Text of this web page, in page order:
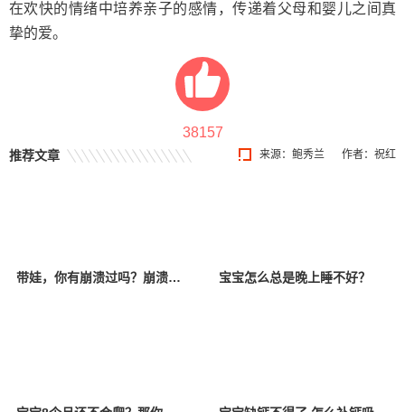
在欢快的情绪中培养亲子的感情，传递着父母和婴儿之间真
挚的爱。
38157
来源：鲍秀兰 作者：祝红
推荐文章
带娃，你有崩溃过吗？崩溃以后该怎么办？ 宝宝怎么总是晚上睡不好？